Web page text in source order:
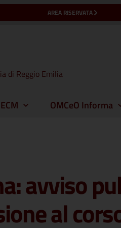
AREA RISERVATA
di Reggio Emilia
ECM OMCeO Informa
avviso
al